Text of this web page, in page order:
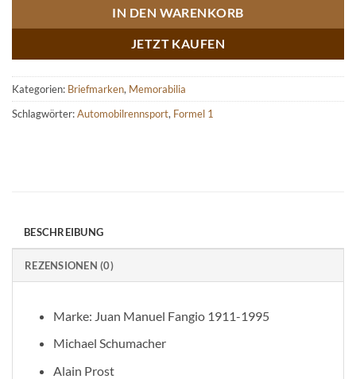
IN DEN WARENKORB
JETZT KAUFEN
Kategorien: Briefmarken, Memorabilia
Schlagwörter:Automobilrennsport, Formel 1
BESCHREIBUNG
REZENSIONEN (0)
Marke: Juan Manuel Fangio 1911-1995
Michael Schumacher
Alain Prost